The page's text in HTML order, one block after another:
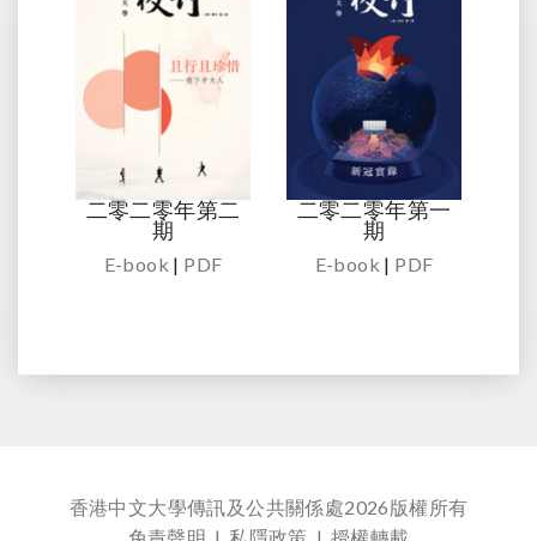
二零二零年第二
期
E-book | PDF
二零二零年第一
期
E-book | PDF
香港中文大學傳訊及公共關係處2026版權所有